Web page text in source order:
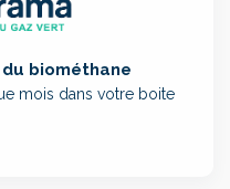
biométhane
mois dans votre boite